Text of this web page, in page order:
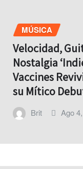
MÚSICA
Velocidad,
Nostalgia
Vaccines
su Mítico
Brit Ago